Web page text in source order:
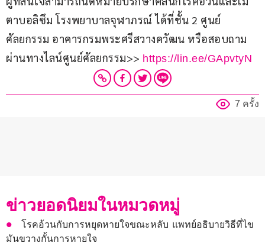
ตาบอลิซึม โรงพยาบาลจุฬาภรณ์ ได้ที่ชั้น 2 ศูนย์
ศัลยกรรม อาคารกรมพระศรีสวางควัฒน หรือสอบถาม
ผ่านทางไลน์ศูนย์ศัลยกรรม>> https://lin.ee/GApvtyN
7 ครั้ง
ข่าวยอดนิยมในหมวดหมู่
โรคอ้วนกับการหยุดหายใจขณะหลับ แพทย์อธิบายวิธีที่ไข
มันขวางกั้นการหายใจ